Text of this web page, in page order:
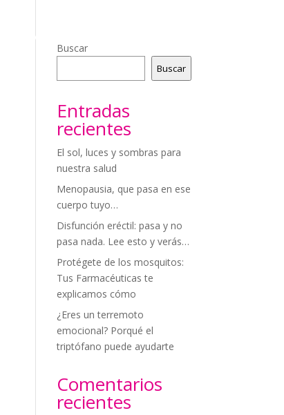
Videoconsejos
Buscar
Buscar
Entradas
recientes
El sol, luces y sombras para
nuestra salud
Menopausia, que pasa en ese
cuerpo tuyo…
Disfunción eréctil: pasa y no
pasa nada. Lee esto y verás…
Protégete de los mosquitos:
Tus Farmacéuticas te
explicamos cómo
¿Eres un terremoto
emocional? Porqué el
triptófano puede ayudarte
Comentarios
recientes